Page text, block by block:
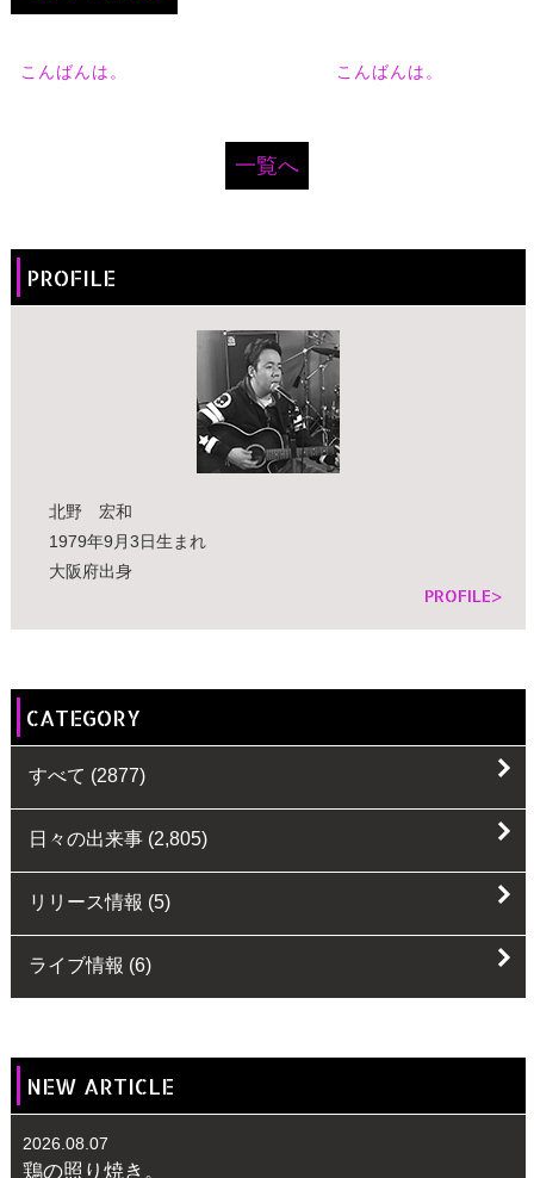
こんばんは。 こんばんは。
一覧へ
PROFILE
北野 宏和
1979年9月3日生まれ
大阪府出身
PROFILE>
CATEGORY
すべて (2877)
日々の出来事(2,805)
リリース情報 (5)
ライブ情報 (6)
NEW ARTICLE
2026.08.07
鶏の照り焼き。